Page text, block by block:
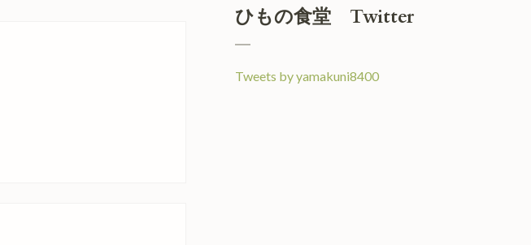
ひもの食堂 Twitter
Tweets by yamakuni8400